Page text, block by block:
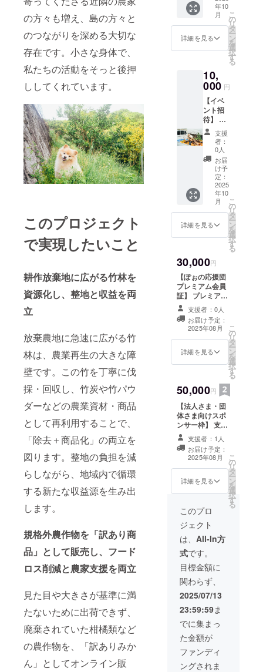
の方々も増え、島の方々と
のつながりを深める大切な
存在です。小さな身体で、
私たちの活動をそっと後押
ししてくれています。
このプロジェクト
で実現したいこと
耕作放棄地に広がる竹林を
資源化し、整地と収益を両
立
放棄農地に急速に広がる竹
林は、農業再生の大きな障
壁です。この竹を丁寧に伐
採・回収し、竹炭や竹パウ
ダーなどの農業資材・商品
として再利用することで、
「除去＋商品化」の両立を
図ります。整地の負担を減
らしながら、地域内で循環
する新たな収益源を生み出
します。
規格外農作物を「訳あり商
品」として販売し、フード
ロス削減と農家支援を両立
見た目や大きさが基準に満
たないために出荷できず、
廃棄されていた柑橘類など
の農作物を、「訳ありみか
ん」としてオンライン販
す。
んな私たち
そっと見
守ってくれ
ているの
が、プロ
ジェクトの
小さな見守
り隊長
「ぽぉ」。
バリ島生ま
れのふわふ
わのポメラ
ニアンで
す。
ご高齢の農
もすぐに受
け入れら
れ、地域と
の大切な架
け橋になっ
てくれてい
ます。
ぽぉと一緒
に、島の未
来へ、静か
にでも確か
な一歩を。
どうぞ、私
たちの挑戦
を温かく応
援していた
だけたら嬉
しいです。
てのも
のをお
送りし
ますの
しま
す。 ご
了承く
ださい
ませ。
原材料
及び添
加物等
の食品
表示は
お届け
商品の
ラベル
に表記
されま
す。商
品開封
リター
ンに貼
付され
たラベ
ルや注
意書き
をご確
認くだ
さい。
寧に焼
き上げ
た、大
粒の竹
炭で
す。 火
良く、
煙や爆
ぜが少
ないの
が特長
で、
バーベ
キュー
や炭焼
き調理
の燃料
として
最適で
す。家
庭用の
コンロ
やアウ
やす
く、人
気があ
りま
す。
年10
月
詳細を見る
こ
の
リ
タ
ー
ン
を
選
択
す
る
10,
000 円
【イベ
ント招
待】 大
崎上
島 農
地復興
プロ
ジェク
トに参
加 現地
での炭
焼き・
粉砕体
験や、
島の自
然にふ
さな
フィー
ルドツ
アーを
ご用意
してい
ます。
・支援
者様の
は各自
でご負
さい。
・滞在
は、古
民家で
の民泊
やホテ
ルをご
紹介さ
せてい
ただき
ます。
特別価
格にて
ご提供
できま
す ・ク
ラウド
ファン
ディン
グ終了
後、会
場など
詳細情
報を
メール
にてご
案内し
ます。
支援
者：
0人
お届
け予
定：
2025
年10
月
詳細を見る
こ
の
リ
タ
ー
ン
を
選
択
す
る
30,000円
【ぽぉの応援団
プレミアム会員
証】 プレミアム
会員証（ぽぉの
写真入りカード
＋会員番号付
き） 年1回のオ
ンライン活動報
告会ご招待
定活動レポート
（写真・スタッ
フメッセージ・
ぽぉの近況付
き） 次回プロ
ジェクトの先行
案内・リターン
先行予約権 １年
支援者：0人
お届け予定：
2025年08月
詳細を見る
こ
の
リ
タ
ー
ン
を
選
択
す
る
50,000円
【法人さま・団
体さま向けスポ
ンサー枠】 支援
金額に応じて活
動報告書（PDF
または印刷
版）・プロジェ
クトWebペー
ジ・現地看板等
報告書には「掲
載期間：2025年
8月〜2026年7
月」と明記。 希
望企業には、社
員向け見学・体
験会（現地orオ
ンライン）を個
別調整可能。 掲
載期限： 1年
月〜2026年7月
末まで
支援者：1人
お届け予定：
2025年08月
詳細を見る
こ
の
リ
タ
ー
ン
を
選
択
す
る
このプロ
ジェクト
は、 All-In方
式です。
目標金額に
関わらず、
2025/07/13
23:59:59ま
でに集まっ
た金額が
ファンディ
ングされま